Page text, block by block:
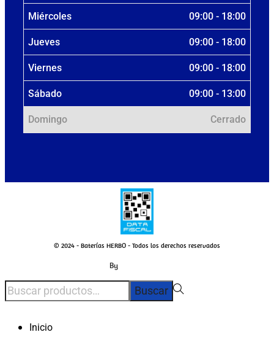
Miércoles 09:00 - 18:00
Jueves 09:00 - 18:00
Viernes 09:00 - 18:00
Sábado 09:00 - 13:00
Domingo Cerrado
© 2024 - Baterías HERBO - Todos los derechos reservados
By
Buscar
Inicio